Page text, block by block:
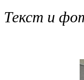
Текст и